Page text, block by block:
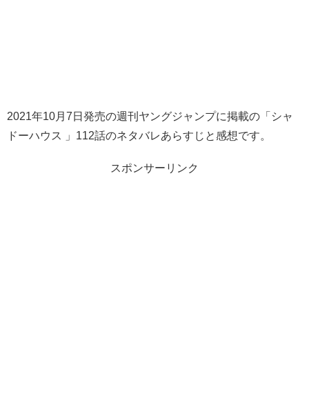
2021年10月7日発売の週刊ヤングジャンプに掲載の「シャ
ドーハウス 」112話のネタバレあらすじと感想です。
スポンサーリンク